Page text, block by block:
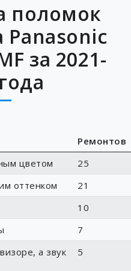
поломок
Panasonic
за 2021-
Ремонтов
цветом
25
оттенком
21
10
7
а звук
5